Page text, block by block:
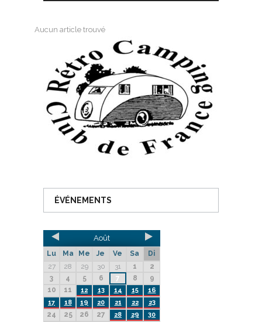
Aucun article trouvé
ÉVÉNEMENTS
Août
Lu Ma Me Je Ve Sa
Di
27
28 29 30 31 1
2
3
4 5 6 7 8
9
10
11 12 13 14 15
16
17
18 19 20 21 22 23
24 25 26 27 28 29 30